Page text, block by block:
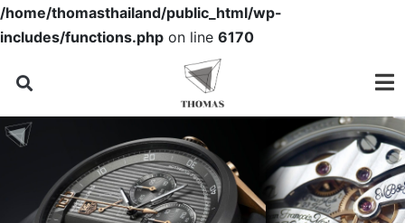
/home/thomasthailand/public_html/wp-
includes/functions.php on line 6170